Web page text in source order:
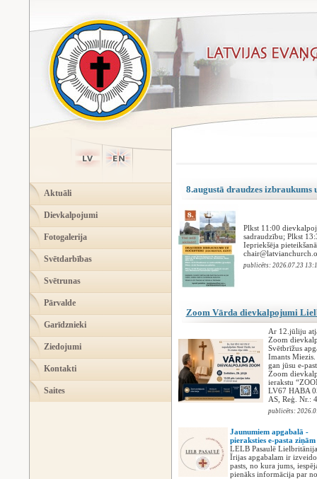
Aktuāli
Dievkalpojumi
Fotogalerija
Svētdarbības
Svētrunas
Pārvalde
Garīdznieki
Ziedojumi
Kontakti
Saites
8.augustā draudzes izbraukums
Plkst 11:00
sadraudzību; Plkst
Iepriekšēja
publicēts: 2026.07.23
Zoom Vārda dievkalpojumi
Ar 12.jūliju
Zoom
Svētbrīžus
Imants
gan jūsu e-
Zoom
ierakstu
LV67 HABA
AS, Reģ. Nr.:
publicēts:
Jaunumiem apgabalā -
pieraksties e-pasta ziņām
LELB Pasaulē
Īrijas apgabalam ir
pasts, no kura jums,
pienāks informācija par